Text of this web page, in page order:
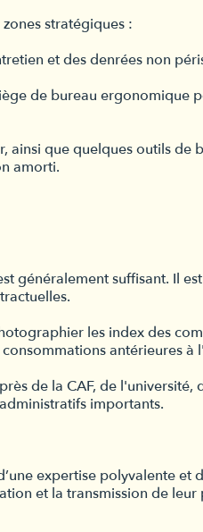
stratégiques :
et des denrées non
de bureau ergonomique
que quelques outils de
amorti.
généralement suffisant. Il
les index des
antérieures à
de la CAF, de l'université,
importants.
expertise polyvalente et
et la transmission de leur